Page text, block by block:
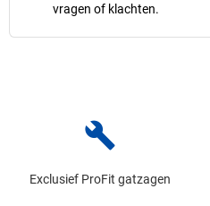
vragen of klachten.
build
Exclusief ProFit gatzagen